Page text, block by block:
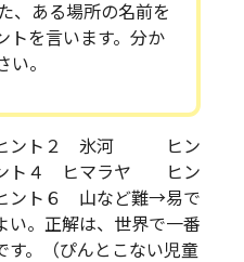
、ある場所の名前を
トを言います。分か
い。
ント２ 氷河 ヒン
ト４ ヒマラヤ ヒン
ト６ 山など難→易で
い。正解は、世界で一番
。（ぴんとこない児童